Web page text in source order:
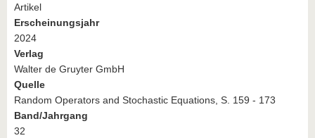
Artikel
Erscheinungsjahr
2024
Verlag
Walter de Gruyter GmbH
Quelle
Random Operators and Stochastic Equations, S. 159 - 173
Band/Jahrgang
32